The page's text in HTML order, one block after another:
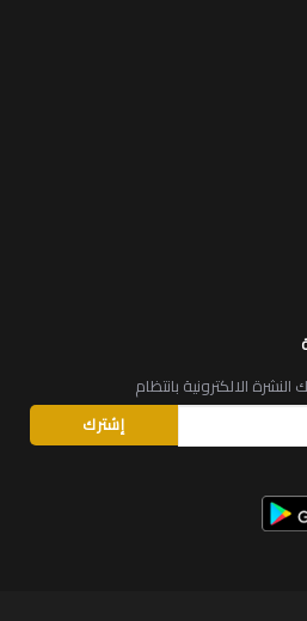
الالكترونية بانتظام